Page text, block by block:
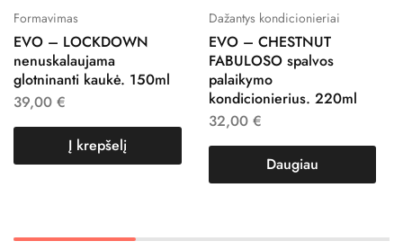
Formavimas
EVO – LOCKDOWN
nenuskalaujama
glotninanti kaukė. 150ml
39,00 €
Į krepšelį
Dažantys kondicionieriai
EVO – CHESTNUT
FABULOSO spalvos
palaikymo
kondicionierius. 220ml
32,00 €
Daugiau